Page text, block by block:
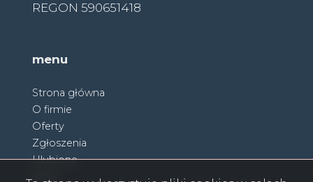
REGON 590651418
menu
Strona główna
O firmie
Oferty
Zgłoszenia
Ulubione